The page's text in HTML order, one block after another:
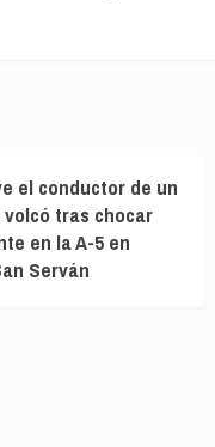
el conductor de un
volcó tras chocar
en la A-5 en
Serván